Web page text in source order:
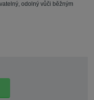
odolný vůči běžným